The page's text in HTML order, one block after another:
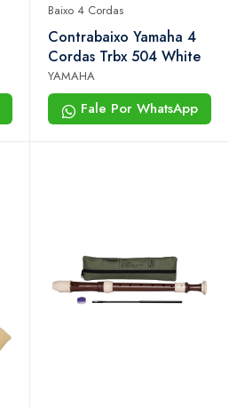
Baixo 4 Cordas
Contrabaixo Yamaha 4
Cordas Trbx 504 White
YAMAHA
Fale Por WhatsApp